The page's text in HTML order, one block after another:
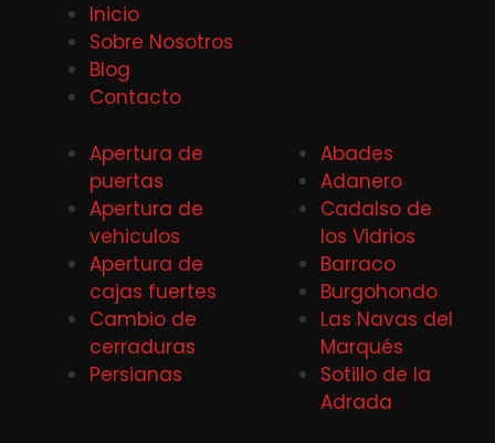
Inicio
Sobre Nosotros
Blog
Contacto
Apertura de
puertas
Apertura de
vehiculos
Apertura de
cajas fuertes
Cambio de
cerraduras
Persianas
Abades
Adanero
Cadalso de
los Vidrios
Barraco
Burgohondo
Las Navas del
Marqués
Sotillo de la
Adrada